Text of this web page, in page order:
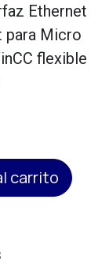
Ethernet
para Micro
flexible
carrito